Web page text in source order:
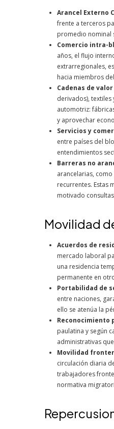
Arancel Externo
frente a terceros
promedio nominal
Comercio intra-
años, el flujo
extrarregionales,
hacia miembros
Cadenas de
derivados),
automotriz:
y aprovechar
Servicios y
entre países del
entendimientos
Barreras no
arancelarias,
recurrentes. Estas
motivado
Movilidad
Acuerdos de
mercado laboral
una residencia
permanente en
Portabilidad de
entre naciones,
ello se atenúa la
Reconocimiento
paulatina y según
administrativas
Movilidad
circulación diaria
trabajadores
normativa